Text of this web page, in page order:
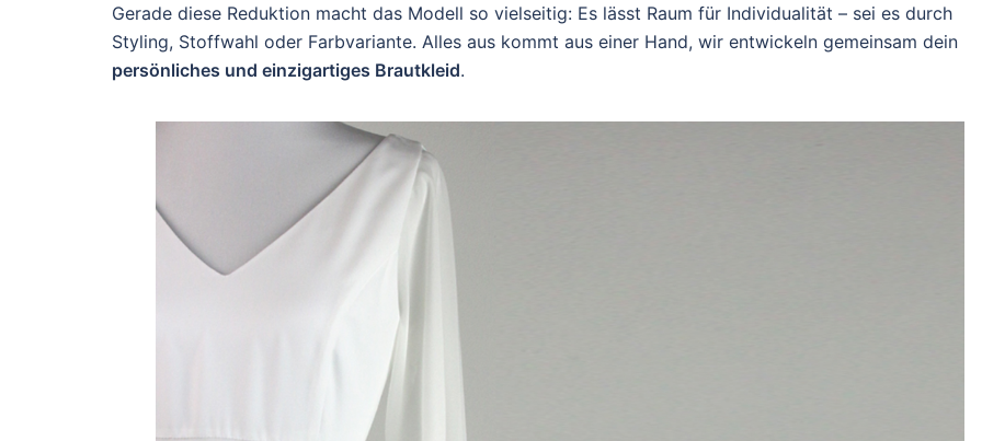
Gerade diese Reduktion macht das Modell so vielseitig: Es lässt Raum für Individualität – sei es durch
Styling, Stoffwahl oder Farbvariante. Alles aus kommt aus einer Hand, wir entwickeln gemeinsam dein
persönliches und einzigartiges Brautkleid.